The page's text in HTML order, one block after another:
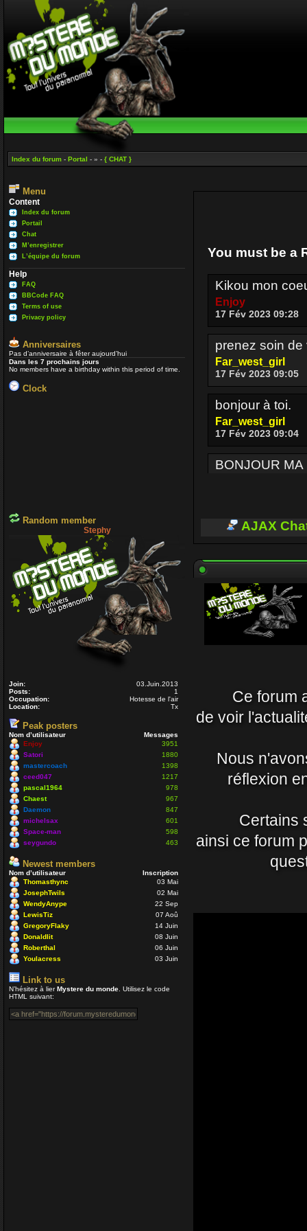
Index du forum - Portal - » - { CHAT }
Menu
Content
Index du forum
Portail
Chat
M’enregistrer
L’équipe du forum
Help
FAQ
BBCode FAQ
Terms of use
Privacy policy
Anniversaires
Pas d’anniversaire à fêter aujourd’hui
Dans les 7 prochains jours
No members have a birthday within this period of time.
Clock
Random member
Stephy
Join:
03.Juin.2013
Posts:
1
Occupation:
Hotesse de l'air
Location:
Tx
Peak posters
Nom d’utilisateur
Messages
Enjoy
3951
Satori
1880
mastercoach
1398
ceed047
1217
pascal1964
978
Chaest
967
Daemon
847
michelsax
601
Space-man
598
seygundo
463
Newest members
Nom d’utilisateur
Inscription
Thomasthync
03 Mai
JosephTwils
02 Mai
WendyAnype
22 Sep
LewisTiz
07 Aoû
GregoryFlaky
14 Juin
Donaldlit
08 Juin
Roberthal
06 Juin
Youlacress
03 Juin
Link to us
N’hésitez à lierMystere du monde . Utilisez le code
HTML suivant:
You must be a
Kikou mon
Enjoy
17 Fév 2023 09:28
prenez soin
Far_west_girl
17 Fév 2023 09:05
bonjour à toi.
Far_west_girl
17 Fév 2023 09:04
BONJOUR MA
BONJOUR A
Enjoy
Je passe
voir si ceux
Nounours
19 Avr 2021 09:33
vous prenez
Daemon
15 Avr 2021 23:54
Un coucou en
Nounours
08 Nov 2020 18:08
ola à toutes et
29 Juil 2020 10:30
Salut Venusia
AJAX
Ce forum
de voir
Nous
réflexion
Certains
ainsi ce forum